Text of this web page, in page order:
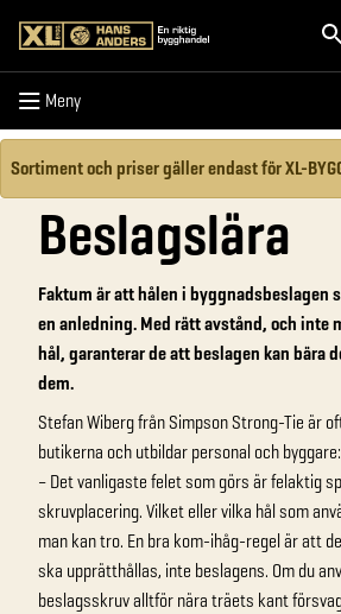
Meny
Meny
Sortiment och priser gäller endast för XL-
Beslagslära
Faktum är att hålen i byggnadsbeslagen
en anledning. Med rätt avstånd, och inte
hål, garanterar de att beslagen kan bära
dem.
Stefan Wiberg från Simpson Strong-Tie är
butikerna och utbildar personal och byggare:
– Det vanligaste felet som görs är felaktig
skruvplacering. Vilket eller vilka hål som
man kan tro. En bra kom-ihåg-regel är att
ska upprätthållas, inte beslagens. Om du
beslagsskruv alltför nära träets kant